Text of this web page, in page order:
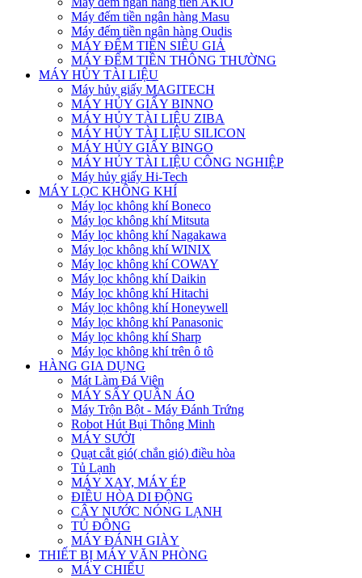
Máy đếm tiền ngân hàng Masu
Máy đếm tiền ngân hàng Oudis
MÁY ĐẾM TIỀN SIÊU GIẢ
MÁY ĐẾM TIỀN THÔNG THƯỜNG
MÁY HỦY TÀI LIỆU
Máy hủy giấy MAGITECH
MÁY HỦY GIẤY BINNO
MÁY HỦY TÀI LIỆU ZIBA
MÁY HỦY TÀI LIỆU SILICON
MÁY HỦY GIẤY BINGO
MÁY HỦY TÀI LIỆU CÔNG NGHIỆP
Máy hủy giấy Hi-Tech
MÁY LỌC KHÔNG KHÍ
Máy lọc không khí Boneco
Máy lọc không khí Mitsuta
Máy lọc không khí Nagakawa
Máy lọc không khí WINIX
Máy lọc không khí COWAY
Máy lọc không khí Daikin
Máy lọc không khí Hitachi
Máy lọc không khí Honeywell
Máy lọc không khí Panasonic
Máy lọc không khí Sharp
Máy lọc không khí trên ô tô
HÀNG GIA DỤNG
Mát Làm Đá Viên
MÁY SẤY QUẦN ÁO
Máy Trộn Bột - Máy Đánh Trứng
Robot Hút Bụi Thông Minh
MÁY SƯỞI
Quạt cắt gió( chắn gió) điều hòa
Tủ Lạnh
MÁY XAY, MÁY ÉP
ĐIỀU HÒA DI ĐỘNG
CÂY NƯỚC NÓNG LẠNH
TỦ ĐÔNG
MÁY ĐÁNH GIÀY
THIẾT BỊ MÁY VĂN PHÒNG
MÁY CHIẾU